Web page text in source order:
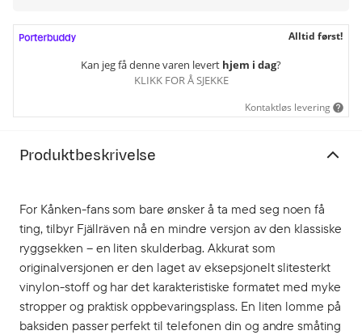
Alltid først!
Kan jeg få denne varen levert hjem i dag?
KLIKK FOR Å SJEKKE
Kontaktløs levering
Produktbeskrivelse
For Kånken-fans som bare ønsker å ta med seg noen få
ting, tilbyr Fjällräven nå en mindre versjon av den klassiske
ryggsekken – en liten skulderbag. Akkurat som
originalversjonen er den laget av eksepsjonelt slitesterkt
vinylon-stoff og har det karakteristiske formatet med myke
stropper og praktisk oppbevaringsplass. En liten lomme på
baksiden passer perfekt til telefonen din og andre småting